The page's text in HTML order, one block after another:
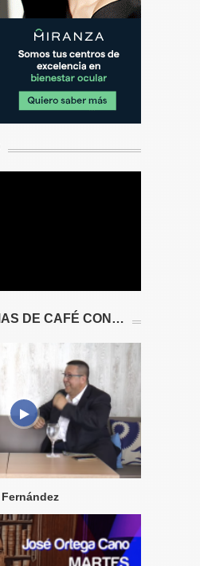
DE CAFÉ CON…